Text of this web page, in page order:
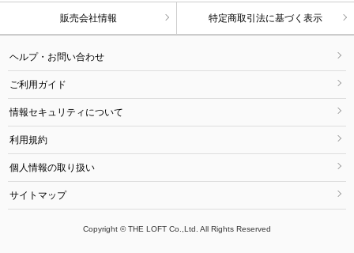
販売会社情報 特定商取引法に基づく表示
ヘルプ・お問い合わせ
ご利用ガイド
情報セキュリティについて
利用規約
個人情報の取り扱い
サイトマップ
Copyright © THE LOFT Co.,Ltd. All Rights Reserved